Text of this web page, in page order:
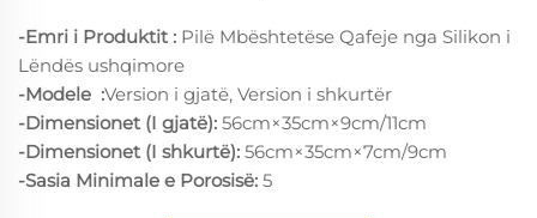
-Emri i Produktit : Pilë Mbështetëse Qafeje nga Silikon i
Lëndës ushqimore
-Modele :Version i gjatë, Version i shkurtër
-Dimensionet (I gjatë): 56cm×35cm×9cm/11cm
-Dimensionet (I shkurtë): 56cm×35cm×7cm/9cm
-Sasia Minimale e Porosisë: 5